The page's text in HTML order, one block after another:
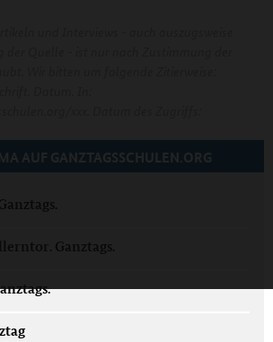
AUF GANZTAGSSCHULEN.ORG
Ganztags.